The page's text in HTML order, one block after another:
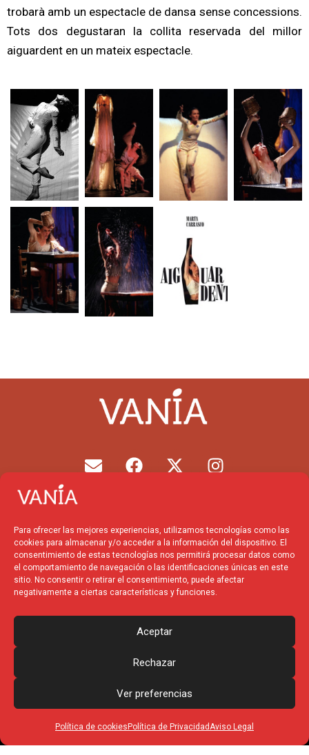
Para ofrecer las mejores experiencias, utilizamos tecnologías como las
cookies para almacenar y/o acceder a la información del dispositivo. El
consentimiento de estas tecnologías nos permitirá procesar datos como
el comportamiento de navegación o las identificaciones únicas en este
sitio. No consentir o retirar el consentimiento, puede afectar
negativamente a ciertas características y funciones.
Aceptar
Rechazar
Ver preferencias
Política de cookies Política de PrivacidadAviso Legal
trobarà amb un espectacle de dansa sense concessions.
Tots dos degustaran la collita reservada del millor
aiguardent en un mateix espectacle.
E
n
l
o
p
e
F
a
b
o
o
k
X
-
i
t
t
e
r
I
n
a
g
r
a
m
Unión Europea – NextGenerationEU